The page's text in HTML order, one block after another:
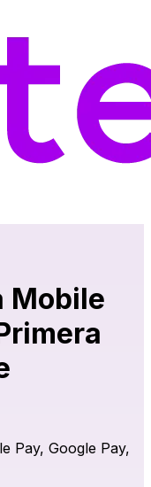
Mobile
Pay, Google Pay,